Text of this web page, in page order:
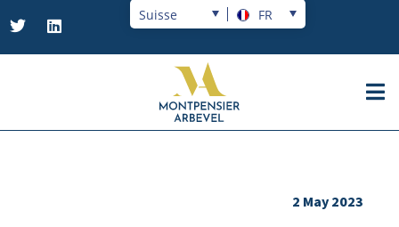
Suisse FR
2 May 2023